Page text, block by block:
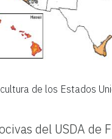
de los Estados
del USDA de